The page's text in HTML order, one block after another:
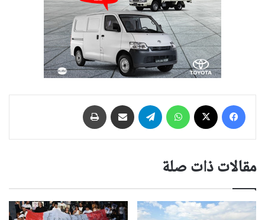
فيسبوك واتساب تيلقرام مشاركة عبر البريد
مقالات ذات صلة